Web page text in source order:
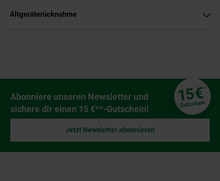
Altgeräterücknahme
Newsletter Anmeldung
Abonniere unseren Newsletter und
sichere dir einen 15 €**-Gutschein!
15€**
Gutschein
Jetzt Newsletter abonnieren